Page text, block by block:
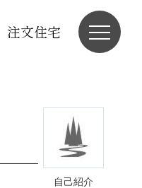
注文住宅
自己紹介